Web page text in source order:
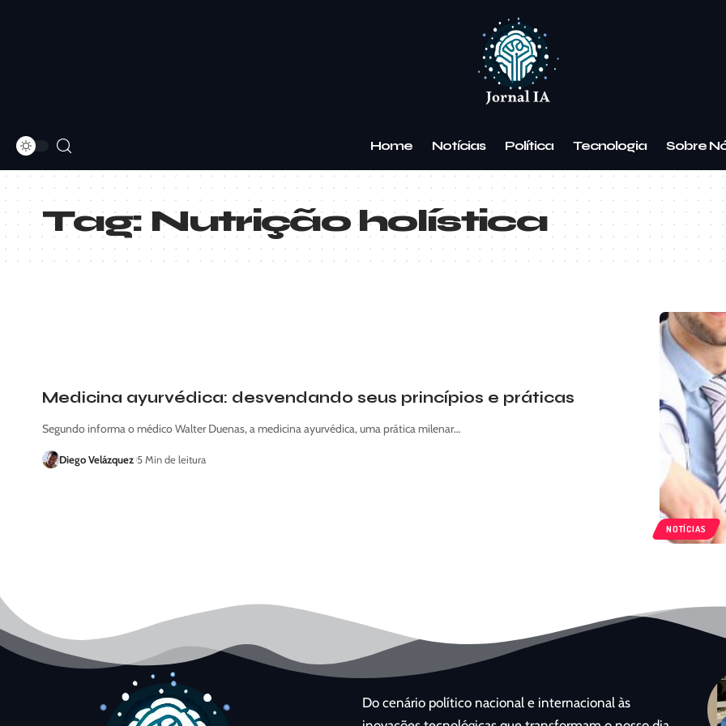
Home Notícias Política Tecnologia Sobre
Tag: Nutrição holística
NOTÍCIAS
Medicina ayurvédica: desvendando seus princípios e práticas
Segundo informa o médico Walter Duenas, a medicina ayurvédica, uma prática milenar…
Diego Velázquez 5 Min de leitura
Do cenário político nacional e internacional às